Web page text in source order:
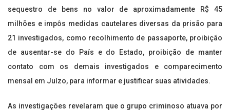
sequestro de bens no valor de aproximadamente R$ 45
milhões e impôs medidas cautelares diversas da prisão para
21 investigados, como recolhimento de passaporte, proibição
de ausentar-se do País e do Estado, proibição de manter
contato com os demais investigados e comparecimento
mensal em Juízo, para informar e justificar suas atividades.
As investigações revelaram que o grupo criminoso atuava por